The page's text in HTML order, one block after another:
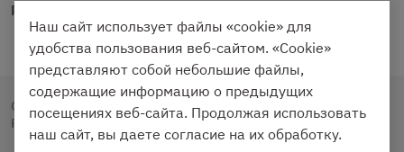
prazdnichniy40@palmi.ru
Copyright © 2020 - 2026. Праздничный Стол.
Разработка и продвижение - Vegas Studio
Наш сайт использует файлы «cookie» для
удобства пользования веб-сайтом. «Cookie»
представляют собой небольшие файлы,
содержащие информацию о предыдущих
посещениях веб-сайта. Продолжая использовать
наш сайт, вы даете согласие на их обработку.